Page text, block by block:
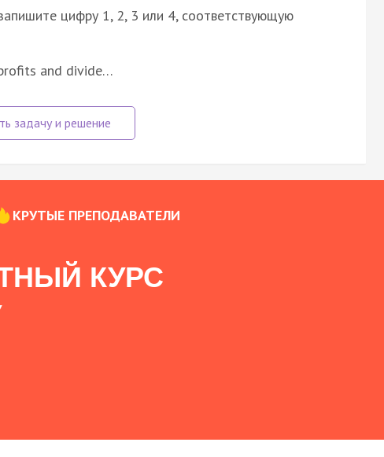
цифру 1, 2, 3 или 4, соответствующую
profits and divide…
КРУТЫЕ ПРЕПОДАВАТЕЛИ
КУРС